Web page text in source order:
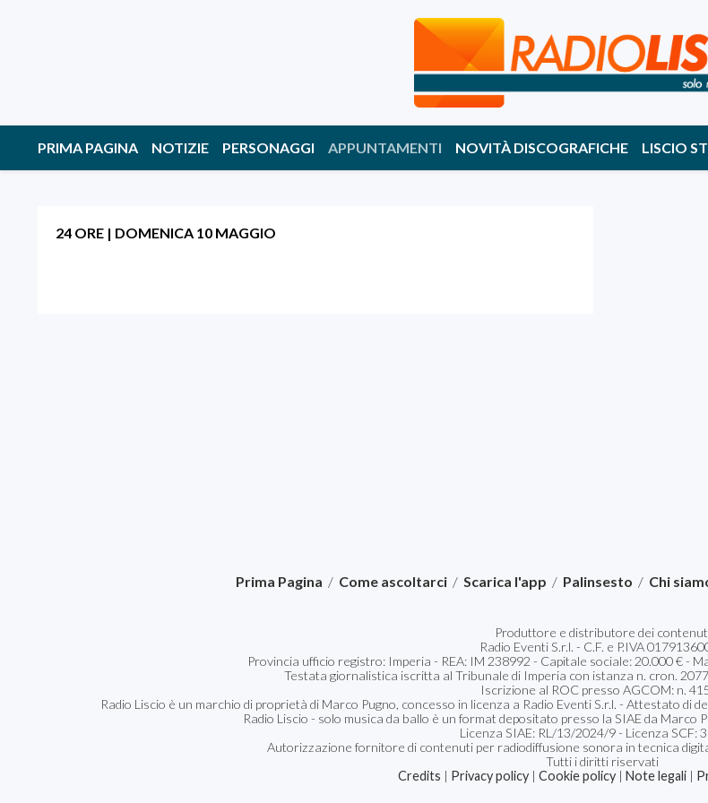
PRIMA PAGINA NOTIZIE PERSONAGGI APPUNTAMENTI NOVITÀ DISCOGRAFICHE LISCIO
24 ORE | DOMENICA 10 MAGGIO
Prima Pagina / Come ascoltarci / Scarica l'app / Palinsesto / Chi
Produttore e distributore dei
Radio Eventi S.r.l. - C.F. e P.IVA
Provincia ufficio registro: Imperia - REA: IM 238992 - Capitale sociale: 20.000 € -
Testata giornalistica iscritta al Tribunale di Imperia con istanza n. cron.
Iscrizione al ROC presso AGCOM: n.
Radio Liscio è un marchio di proprietà di Marco Pugno, concesso in licenza a Radio Eventi S.r.l. - Attestato di
Radio Liscio - solo musica da ballo è un format depositato presso la SIAE da Marco
Licenza SIAE: RL/13/2024/9 - Licenza SCF:
Autorizzazione fornitore di contenuti per radiodiffusione sonora in tecnica
Tutti i diritti riservati
Credits | Privacy policy | Cookie policy | Note legali |